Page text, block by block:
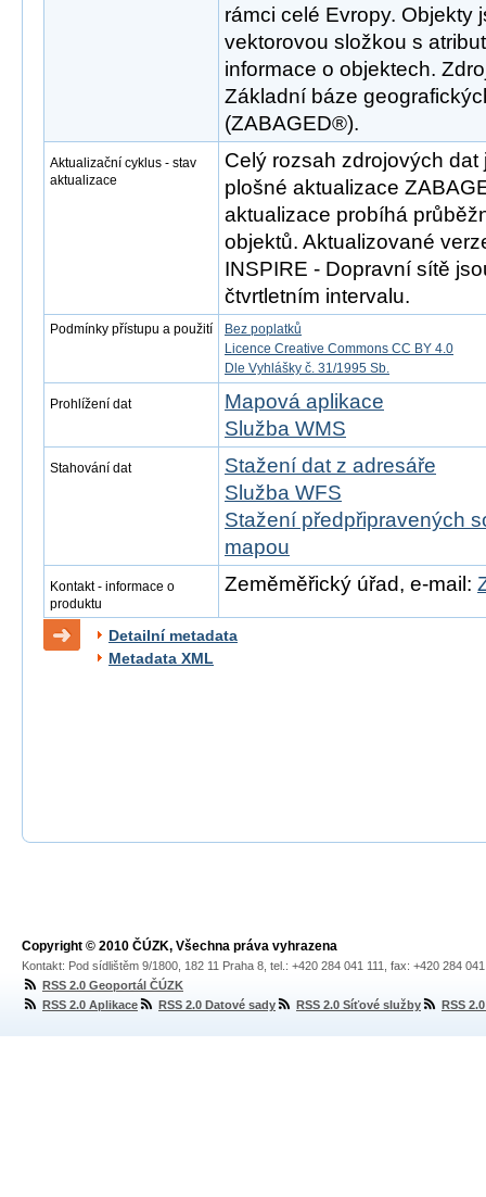
rámci celé Evropy. Objekty
vektorovou složkou s
informace o objektech.
Základní báze
(ZABAGED®).
Aktualizační cyklus - stav
aktualizace
Celý rozsah zdrojových
plošné aktualizace
aktualizace probíhá
objektů. Aktualizované
INSPIRE - Dopravní sítě
čtvrtletním intervalu.
Podmínky přístupu a použití
Bez poplatků
Licence Creative Commons CC BY 4.0
Dle Vyhlášky č. 31/1995 Sb.
Prohlížení dat
Mapová aplikace
Služba WMS
Stahování dat
Stažení dat z adresáře
Služba WFS
Stažení předpřipravených
mapou
Kontakt - informace o
produktu
Zeměměřický úřad, e-mail:
Detailní metadata
Metadata XML
Copyright © 2010 ČÚZK, Všechna práva vyhrazena
Kontakt: Pod sídlištěm 9/1800, 182 11 Praha 8, tel.: +420 284 041 111, fax: +420 284
RSS 2.0 Geoportál ČÚZK
RSS 2.0 Aplikace
RSS 2.0 Datové sady RSS 2.0 Síťové služby RSS